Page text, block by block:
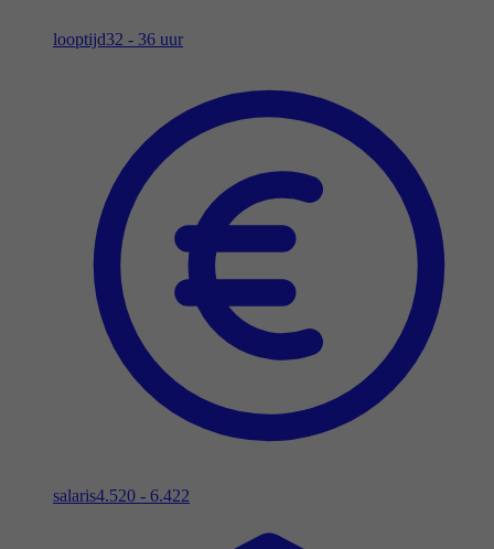
looptijd32 - 36 uur
salaris4.520 - 6.422